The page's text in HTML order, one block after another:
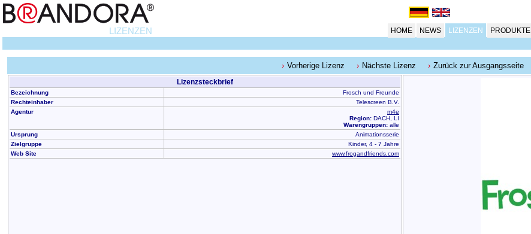
LIZENZEN HOME NEWS LIZENZEN PRODUKTE
Vorherige Lizenz Nächste Lizenz Zurück zur Ausgangsseite
Lizenzsteckbrief
Bezeichnung
Frosch und Freunde
Rechteinhaber
Telescreen B.V.
Agentur
m4e
Region: DACH, LI
Warengruppen: alle
Ursprung
Animationsserie
Zielgruppe
Kinder, 4 - 7 Jahre
Web Site
www.frogandfriends.com